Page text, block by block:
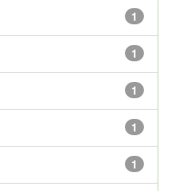
1
1
1
1
1